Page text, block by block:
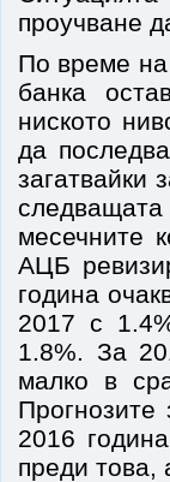
проучване
По време на
банка
ниското
да
загатвайки
месечните
АЦБ
година
2017 с
1.8%. За
малко в
2016
преди това,